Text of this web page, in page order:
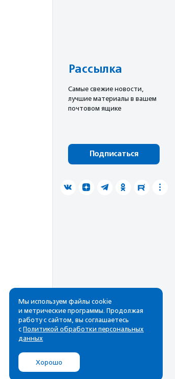
Рассылка
Cамые свежие новости,
лучшие материалы в вашем
почтовом ящике
Подписаться
Мы используем файлы cookie
и метрические программы. Продолжая
работу с сайтом, вы соглашаетесь
с Политикой обработки персональных
данных
Хорошо